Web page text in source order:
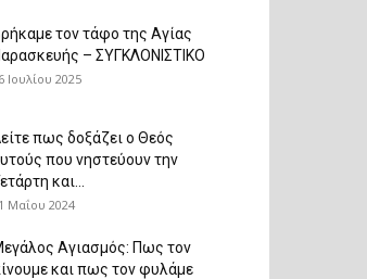
τον τάφο της Αγίας
– ΣΥΓΚΛΟΝΙΣΤΙΚΟ
Ιουλίου 2025
πως δοξάζει ο Θεός
που νηστεύουν την
και...
Μαΐου 2024
Αγιασμός: Πως τον
και πως τον φυλάμε